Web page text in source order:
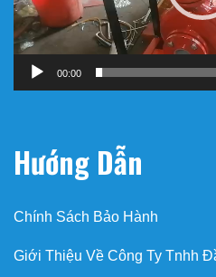
00:00
Hướng Dẫn
Chính Sách Bảo Hành
Giới Thiệu Về Công Ty Tnhh